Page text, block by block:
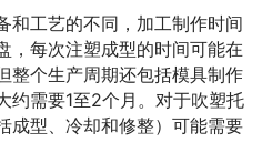
和工艺的不同，加工制作时间
，每次注塑成型的时间可能在
整个生产周期还包括模具制作
约需要1至2个月。对于吹塑托
成型、冷却和修整）可能需要